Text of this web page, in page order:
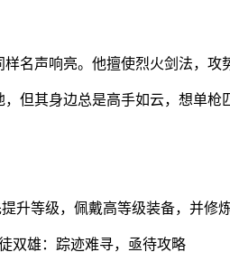
名声响亮。他擅使烈火剑法，攻
但其身边总是高手如云，想单枪
升等级，佩戴高等级装备，并修炼